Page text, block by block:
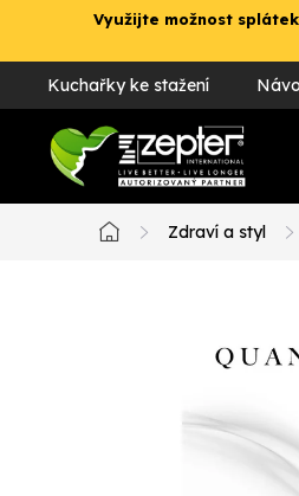
Využijte možnost
Kuchařky ke stažení
Domů
Zdraví a styl